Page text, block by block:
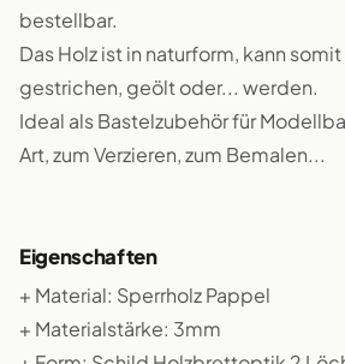
bestellbar.
Das Holz ist in naturform, kann
gestrichen, geölt oder... werden.
Ideal als Bastelzubehör für
Art, zum Verzieren, zum Bemalen...
Eigenschaften
+ Material: Sperrholz Pappel
+ Materialstärke: 3mm